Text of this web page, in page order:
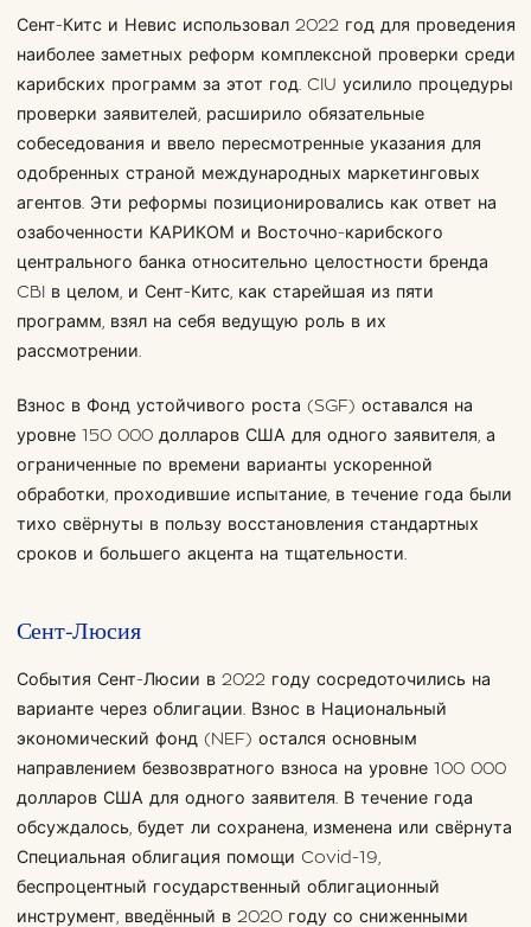
Сент-Китс и Невис использовал 2022 год для проведения
наиболее заметных реформ комплексной проверки среди
карибских программ за этот год. CIU усилило процедуры
проверки заявителей, расширило обязательные
собеседования и ввело пересмотренные указания для
одобренных страной международных маркетинговых
агентов. Эти реформы позиционировались как ответ на
озабоченности КАРИКОМ и Восточно-карибского
центрального банка относительно целостности бренда
CBI в целом, и Сент-Китс, как старейшая из пяти
программ, взял на себя ведущую роль в их
рассмотрении.
Взнос в Фонд устойчивого роста (SGF) оставался на
уровне 150 000 долларов США для одного заявителя, а
ограниченные по времени варианты ускоренной
обработки, проходившие испытание, в течение года были
тихо свёрнуты в пользу восстановления стандартных
сроков и большего акцента на тщательности.
Сент-Люсия
События Сент-Люсии в 2022 году сосредоточились на
варианте через облигации. Взнос в Национальный
экономический фонд (NEF) остался основным
направлением безвозвратного взноса на уровне 100 000
долларов США для одного заявителя. В течение года
обсуждалось, будет ли сохранена, изменена или свёрнута
Специальная облигация помощи Covid-19,
беспроцентный государственный облигационный
инструмент, введённый в 2020 году со сниженными